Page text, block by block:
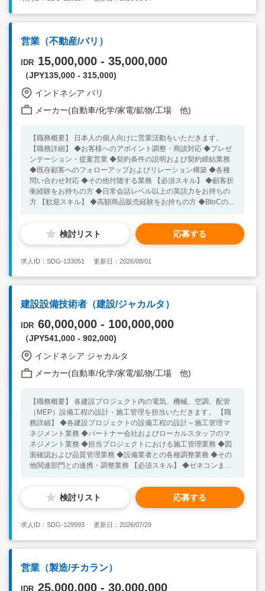
営業（不動産/バリ）
IDR 15,000,000 - 35,000,000
（JPY135,000 - 315,000)
インドネシア バリ
メーカー(自動車/化学/家電/鉱物/工場 他)
【職務概要】 日本人の個人向けに営業活動をいただきます。
【職務詳細】 ◆お客様へのアポイント調整・商談対応 ◆プレゼ
ンテーション・提案営業 ◆契約条件の説明および契約締結業務
◆既存顧客へのフォローアップおよびリレーション構築 ◆各種
問い合わせ対応 ◆その他付随する業務 【必須スキル】 ◆顧客折
衝経験をお持ちの方 ◆日常会話レベル以上の英語力をお持ちの
方 【歓迎スキル】 ◆高額商品販売経験をお持ちの方 ◆BtoCの営
検討リスト 応募する
求人ID：SDG-133051 更新日：2026/08/01
建設設備技術者（建設/ジャカルタ）
IDR 60,000,000 - 100,000,000
（JPY541,000 - 902,000)
インドネシア ジャカルタ
メーカー(自動車/化学/家電/鉱物/工場 他)
【職務概要】 各建設プロジェクト内の電気、機械、空調、配管
（MEP）設備工程の設計・施工管理を担当いただきます。 【職
務詳細】 ◆各建設プロジェクトの設備工程の設計～施工管理マ
ネジメント業務 ◆パートナー会社およびローカルスタッフのマ
ネジメント業務 ◆担当プロジェクトにおける施工管理業務 ◆図
面確認および品質管理業務 ◆設備業者との各種調整業務 ◆その
他関連部門との連携・調整業務 【必須スキル】 ◆ゼネコンまた
ちの方 ◆１級電気工事施工管理技士 もしくは１級管工事施工管
理技士をお持ちの方 ◆業務上コミュニケーション可能な英語力
をお持ちの方 【歓迎スキル】 ◆業務上のコミュニケーションが
施工管理業務経験をお持ちの方
検討リスト 応募する
求人ID：SDG-129993 更新日：2026/07/29
営業（製造/チカラン）
IDR 25,000,000 - 30,000,000